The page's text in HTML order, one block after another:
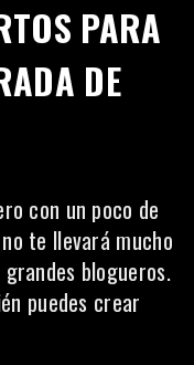
PARA
DE
con un poco de
te llevará mucho
blogueros.
puedes crear